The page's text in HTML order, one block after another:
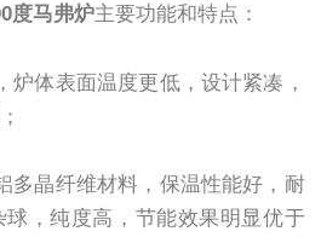
度马弗炉主要功能和特点：
炉体表面温度更低，设计紧凑，
多晶纤维材料，保温性能好，耐
，纯度高，节能效果明显优于